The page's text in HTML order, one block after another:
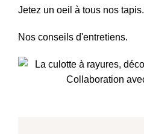
Jetez un oeil à tous nos tapis.
Nos conseils d'entretiens.